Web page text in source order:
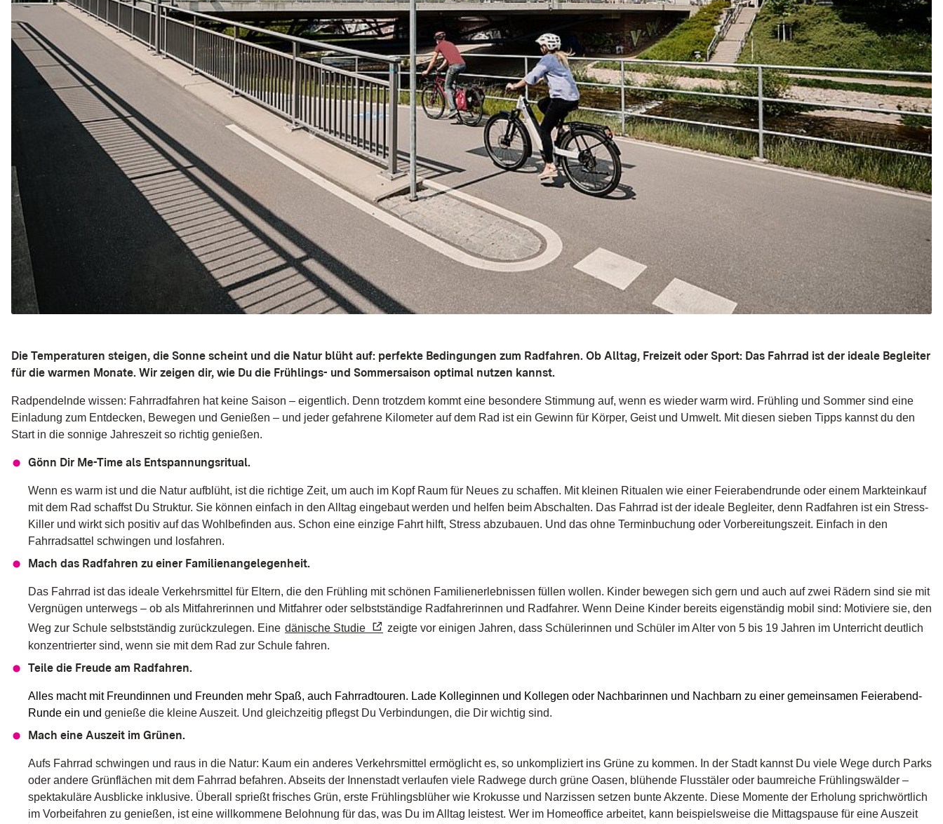
Die Temperaturen steigen, die Sonne scheint und die Natur blüht auf: perfekte Bedingungen zum Radfahren. Ob Alltag, Freizeit oder Sport: Das Fahrrad ist der ideale Begleiter
für die warmen Monate. Wir zeigen dir, wie Du die Frühlings- und Sommersaison optimal nutzen kannst.
Radpendelnde wissen: Fahrradfahren hat keine Saison – eigentlich. Denn trotzdem kommt eine besondere Stimmung auf, wenn es wieder warm wird. Frühling und Sommer sind eine
Einladung zum Entdecken, Bewegen und Genießen – und jeder gefahrene Kilometer auf dem Rad ist ein Gewinn für Körper, Geist und Umwelt. Mit diesen sieben Tipps kannst du den
Start in die sonnige Jahreszeit so richtig genießen.
Gönn Dir Me-Time als Entspannungsritual.
Wenn es warm ist und die Natur aufblüht, ist die richtige Zeit, um auch im Kopf Raum für Neues zu schaffen. Mit kleinen Ritualen wie einer Feierabendrunde oder einem Markteinkauf
mit dem Rad schaffst Du Struktur. Sie können einfach in den Alltag eingebaut werden und helfen beim Abschalten. Das Fahrrad ist der ideale Begleiter, denn Radfahren ist ein Stress-
Killer und wirkt sich positiv auf das Wohlbefinden aus. Schon eine einzige Fahrt hilft, Stress abzubauen. Und das ohne Terminbuchung oder Vorbereitungszeit. Einfach in den
Fahrradsattel schwingen und losfahren.
Mach das Radfahren zu einer Familienangelegenheit.
Das Fahrrad ist das ideale Verkehrsmittel für Eltern, die den Frühling mit schönen Familienerlebnissen füllen wollen. Kinder bewegen sich gern und auch auf zwei Rädern sind sie mit
Vergnügen unterwegs – ob als Mitfahrerinnen und Mitfahrer oder selbstständige Radfahrerinnen und Radfahrer. Wenn Deine Kinder bereits eigenständig mobil sind: Motiviere sie, den
Weg zur Schule selbstständig zurückzulegen. Eine dänische Studie
zeigte vor einigen Jahren, dass Schülerinnen und Schüler im Alter von 5 bis 19 Jahren im Unterricht deutlich
konzentrierter sind, wenn sie mit dem Rad zur Schule fahren.
Teile die Freude am Radfahren.
Alles macht mit Freundinnen und Freunden mehr Spaß, auch Fahrradtouren. Lade Kolleginnen und Kollegen oder Nachbarinnen und Nachbarn zu einer gemeinsamen Feierabend-
Runde ein und genieße die kleine Auszeit. Und gleichzeitig pflegst Du Verbindungen, die Dir wichtig sind.
Mach eine Auszeit im Grünen.
Aufs Fahrrad schwingen und raus in die Natur: Kaum ein anderes Verkehrsmittel ermöglicht es, so unkompliziert ins Grüne zu kommen. In der Stadt kannst Du viele Wege durch Parks
oder andere Grünflächen mit dem Fahrrad befahren. Abseits der Innenstadt verlaufen viele Radwege durch grüne Oasen, blühende Flusstäler oder baumreiche Frühlingswälder –
spektakuläre Ausblicke inklusive. Überall sprießt frisches Grün, erste Frühlingsblüher wie Krokusse und Narzissen setzen bunte Akzente. Diese Momente der Erholung sprichwörtlich
im Vorbeifahren zu genießen, ist eine willkommene Belohnung für das, was Du im Alltag leistest. Wer im Homeoffice arbeitet, kann beispielsweise die Mittagspause für eine Auszeit
Matomo
Name:
_pk_id, _pk_ref
Anbieter:
rad­kul­tur-bw.de
Coo­kie von Matomo für Web­site-
Ana­ly­sen. Wird ver­wen­det, um
einige Details über den Benut­zer
zu spei­chern, wie z.B. die ein­deu­
12 Monate, 6 Monate
EXTERNE MEDIEN
Plattformen sowie anderen externen Domains
werden standardmäßig blockiert. Wenn Cookies
Zugriff auf diese Inhalte keiner manuellen
Zustimmung mehr.
act, csrftoken, ds_user_id, ig_did,
mid, rur, sessionid, shbid, shbts,
spin, urlgen
Instagram (Meta Platforms Ireland
Zweck:
Wird verwendet, um Instagram-
Inhalte auf der Website
anzuzeigen und mit dem sozialen
Netzwerk zu interagieren. Dabei
durch Instagram verarbeitet
werden.
Cookie
Variiert je nach Cookie (Session bis
zu 2 Jahre)